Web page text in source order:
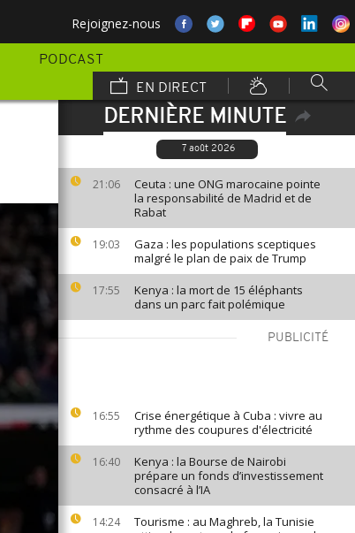
Rejoignez-nous
PODCAST
EN DIRECT
DERNIÈRE MINUTE
7 août 2026
21:06
Ceuta : une ONG marocaine pointe
la responsabilité de Madrid et de
Rabat
19:03
Gaza : les populations sceptiques
malgré le plan de paix de Trump
17:55
Kenya : la mort de 15 éléphants
dans un parc fait polémique
PUBLICITÉ
16:55
Crise énergétique à Cuba : vivre au
rythme des coupures d'électricité
16:40
Kenya : la Bourse de Nairobi
prépare un fonds d’investissement
consacré à l’IA
14:24
Tourisme : au Maghreb, la Tunisie